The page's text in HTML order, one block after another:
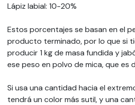
Lápiz labial: 10-20%
Estos porcentajes se basan en el
producto terminado, por lo que si
producir 1 kg de masa fundida y
ese peso en polvo de mica, que es
Si usa una cantidad hacia el
tendrá un color más sutil, y una